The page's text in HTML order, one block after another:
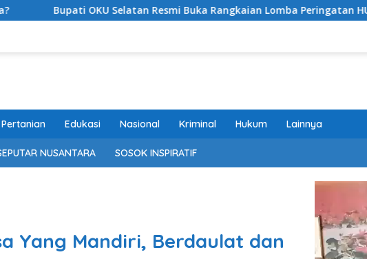
Resmi Buka Rangkaian Lomba Peringatan HUT RI ke-81 Tahun 2026
Pertanian Edukasi Nasional Kriminal Hukum Lainnya
NUSANTARA SOSOK INSPIRATIF
Yang Mandiri, Berdaulat dan